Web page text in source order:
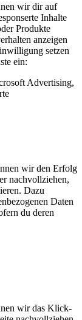
wir dir auf
Inhalte
Produkte
anzeigen
setzen
ein:
Advertising,
wir den Erfolg
nachvollziehen,
Dazu
Daten
du deren
wir das Klick-